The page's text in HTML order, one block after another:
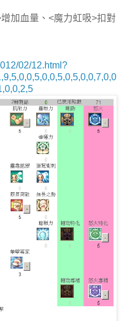
加血量、<魔力虹吸>扣對
02/12.html?